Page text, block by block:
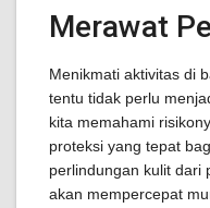
Merawat
Menikmati aktivitas di
tentu tidak perlu
kita memahami
proteksi yang tepat
perlindungan kulit dari
akan mempercepat